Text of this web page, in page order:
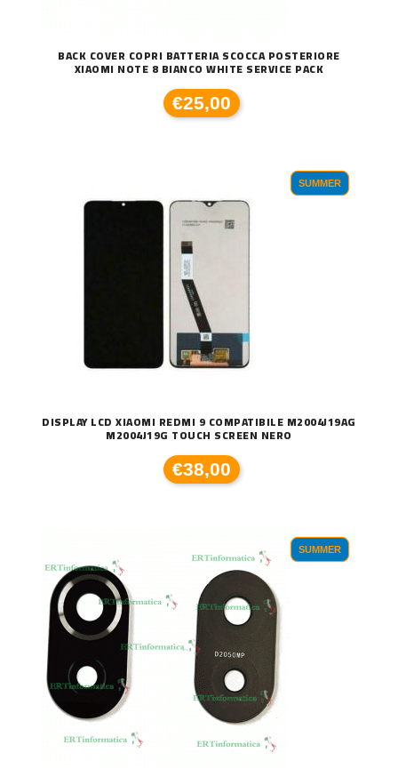
BACK COVER COPRI BATTERIA SCOCCA POSTERIORE
XIAOMI NOTE 8 BIANCO WHITE SERVICE PACK
€25,00
SUMMER
DISPLAY LCD XIAOMI REDMI 9 COMPATIBILE M2004J19AG
M2004J19G TOUCH SCREEN NERO
€38,00
SUMMER